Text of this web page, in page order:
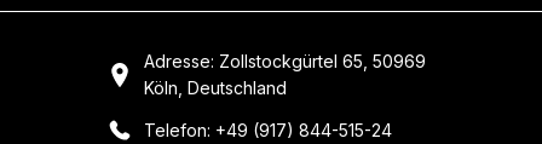
Adresse: Zollstockgürtel 65, 50969
Köln, Deutschland
Telefon: +49 (917) 844-515-24